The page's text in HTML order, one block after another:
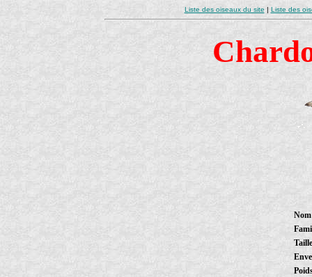
Liste des oiseaux du site | Liste des
Taille